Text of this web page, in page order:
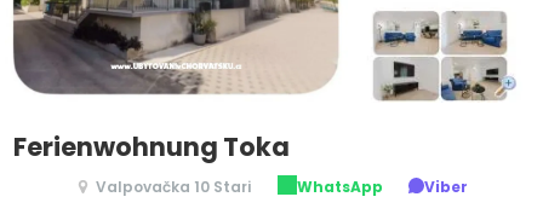
Ferienwohnung Toka
Valpovačka 10 Stari WhatsApp Viber